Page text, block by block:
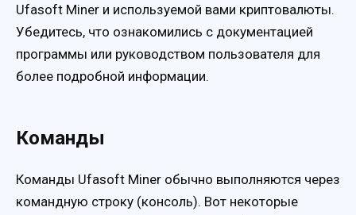
Ufasoft Miner и используемой вами криптовалюты.
Убедитесь, что ознакомились с документацией
программы или руководством пользователя для
более подробной информации.
Команды
Команды Ufasoft Miner обычно выполняются через
командную строку (консоль). Вот некоторые